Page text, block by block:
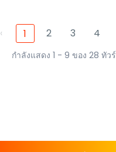
‹ 1 2 3 4
กำลังแสดง 1 - 9 ของ 28 ทัวร์